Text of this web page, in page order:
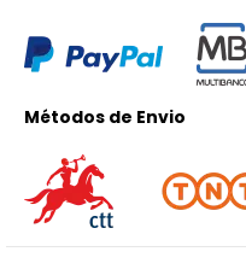
Métodos de Envio